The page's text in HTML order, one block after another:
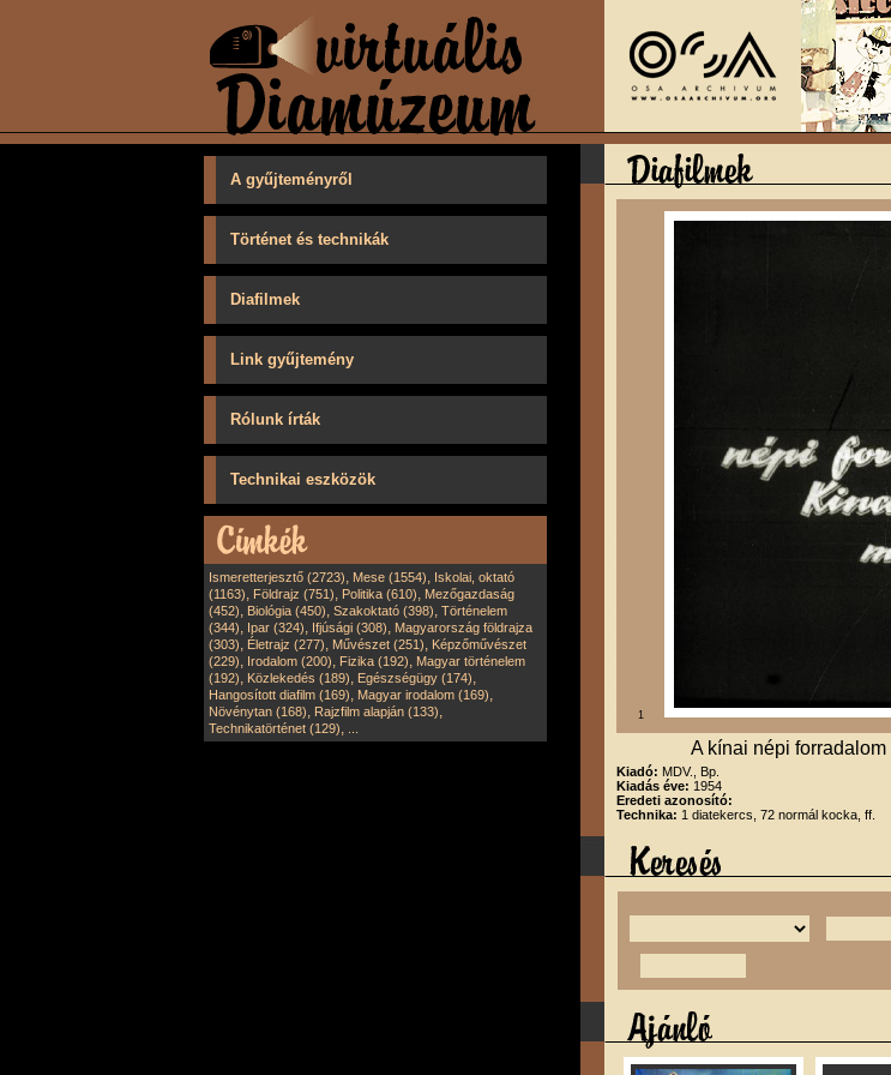
A gyűjteményről
Történet és technikák
Diafilmek
Link gyűjtemény
Rólunk írták
Technikai eszközök
Ismeretterjesztő (2723), Mese (1554), Iskolai, oktató
(1163), Földrajz (751), Politika (610), Mezőgazdaság
(452), Biológia (450), Szakoktató (398), Történelem
(344), Ipar (324), Ifjúsági (308), Magyarország földrajza
(303), Életrajz (277), Művészet (251), Képzőművészet
(229), Irodalom (200), Fizika (192), Magyar történelem
(192), Közlekedés (189), Egészségügy (174),
Hangosított diafilm (169), Magyar irodalom (169),
Növénytan (168), Rajzfilm alapján (133),
Technikatörténet (129),
1
A kínai népi
Kiadó: MDV., Bp.
Kiadás éve: 1954
Eredeti azonosító:
Technika: 1 diatekercs, 72 normál kocka, ff.